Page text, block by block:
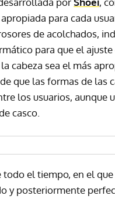
para cada
de acolchados,
para que el
cabeza sea el más
que las formas de las
los usuarios, aunque
casco.
el tiempo, en el que
y posteriormente